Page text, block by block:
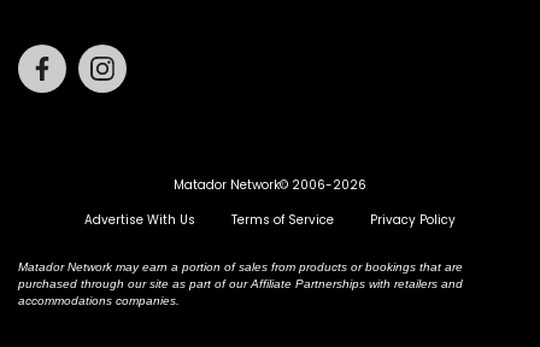
Facebook
Matador Network© 2006-2026
Advertise With Us
Terms of Service Privacy Policy
Matador Network may earn a portion of sales from products or bookings that are
purchased through our site as part of our Affiliate Partnerships with retailers and
accommodations companies.